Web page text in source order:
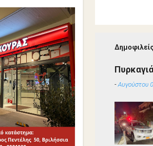
-Αυγούστου